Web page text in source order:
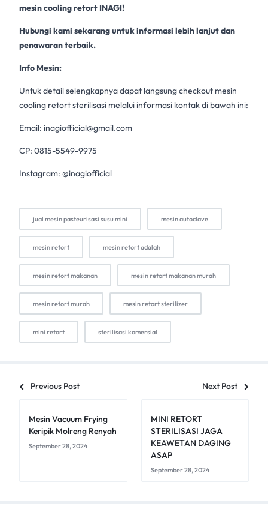
mesin cooling retort INAGI!
Hubungi kami sekarang untuk informasi lebih lanjut dan
penawaran terbaik.
Info Mesin:
Untuk detail selengkapnya dapat langsung checkout mesin
cooling retort sterilisasi melalui informasi kontak di bawah ini:
Email: inagiofficial@gmail.com
CP: 0815-5549-9975
Instagram: @inagiofficial
jual mesin pasteurisasi susu mini mesin autoclave
mesin retort mesin retort adalah
mesin retort makanan mesin retort makanan murah
mesin retort murah mesin retort sterilizer
mini retort sterilisasi komersial
Previous Post Next Post
Mesin Vacuum Frying
Keripik Molreng Renyah
September 28, 2024
MINI RETORT
STERILISASI JAGA
KEAWETAN DAGING
ASAP
September 28, 2024